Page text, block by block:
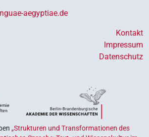
aegyptiae.de
Kontakt
Impressum
Datenschutz
„Strukturen und Transformationen des